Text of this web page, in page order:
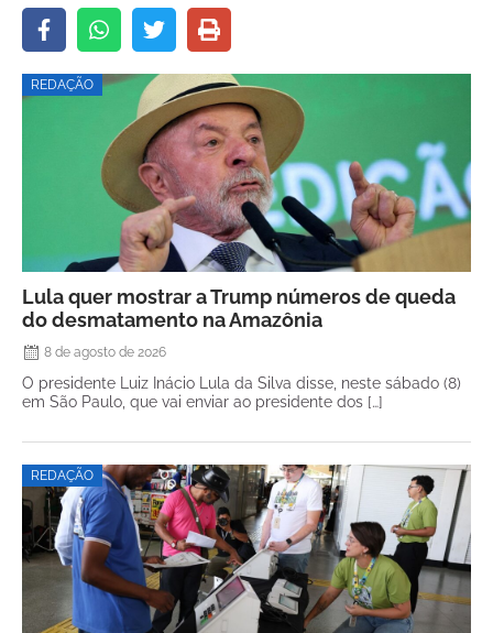
REDAÇÃO
Lula quer mostrar a Trump números de queda
do desmatamento na Amazônia
8 de agosto de 2026
O presidente Luiz Inácio Lula da Silva disse, neste sábado (8)
em São Paulo, que vai enviar ao presidente dos […]
REDAÇÃO